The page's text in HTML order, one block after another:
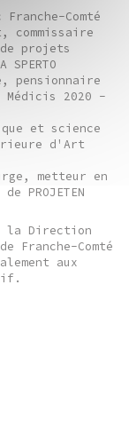
Comté
projets
pensionnaire
Médicis 2020 -
et science
d'Art
metteur en
la Direction
Franche-Comté
aux